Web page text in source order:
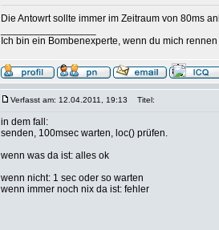
Die Antowrt sollte immer im Zeitraum von 80ms
Ich bin ein Bombenexperte, wenn du mich
Verfasst am: 12.04.2011, 19:13 Titel:
in dem fall:
senden, 100msec warten, loc() prüfen.
wenn was da ist: alles ok
wenn nicht: 1 sec oder so warten
wenn immer noch nix da ist: fehler